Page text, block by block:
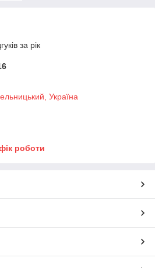
за рік
Україна
роботи